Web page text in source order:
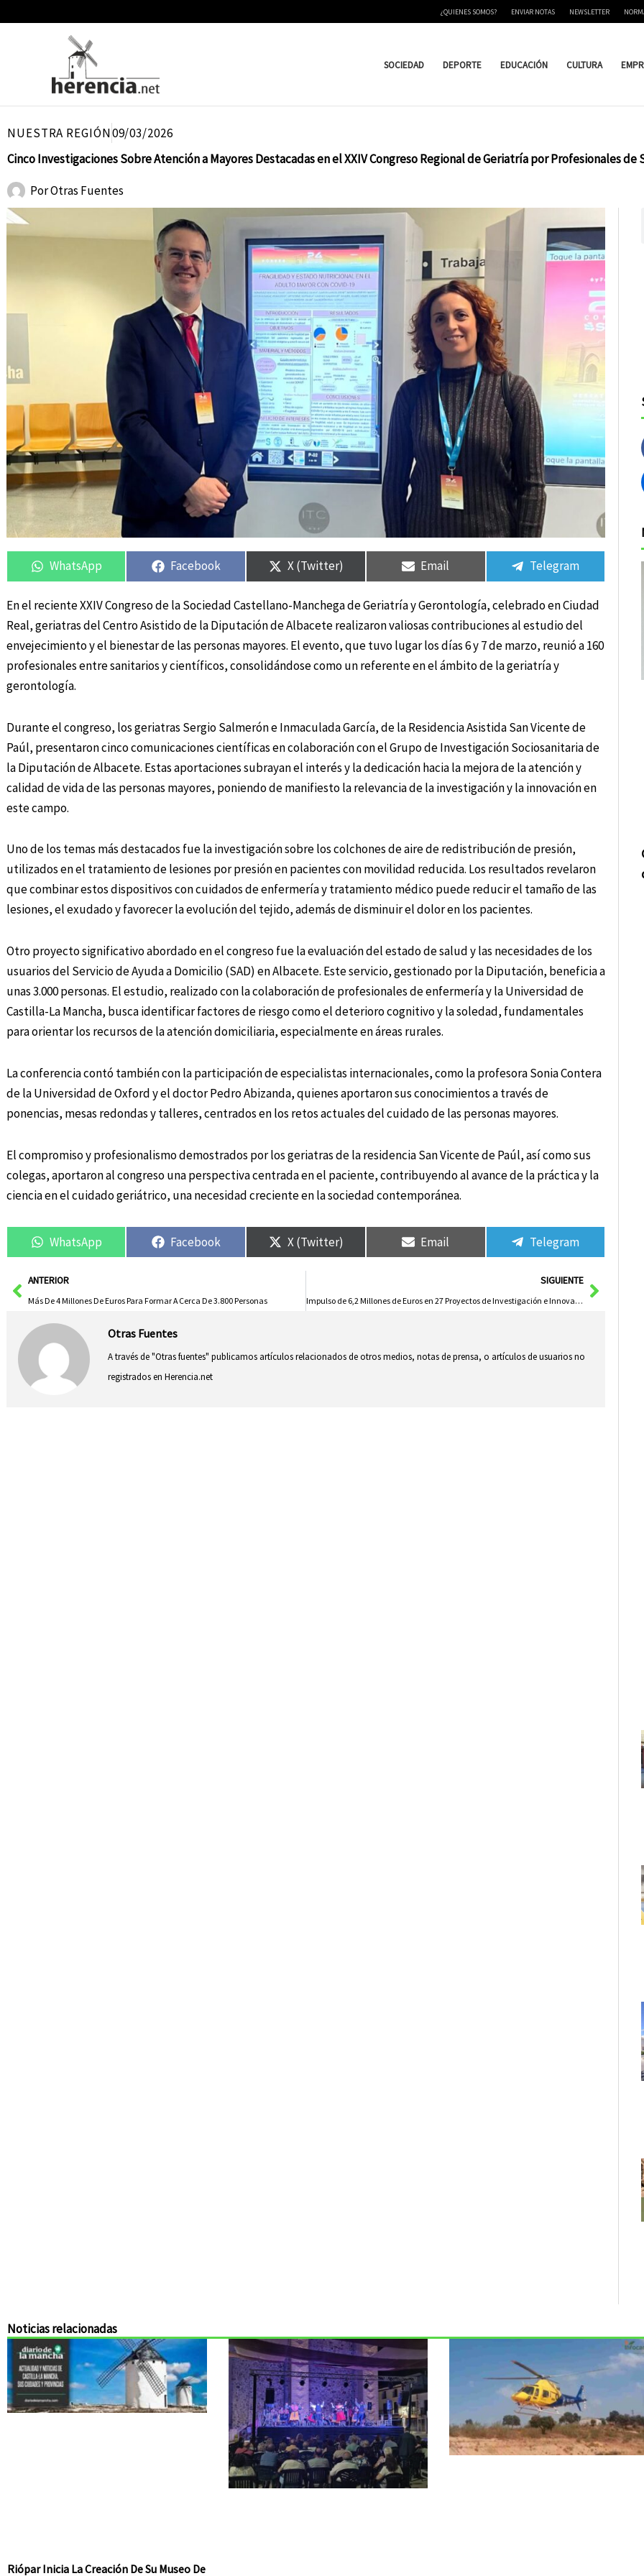
¿QUIENES SOMOS? ENVIAR NOTAS NEWSLETTER
SOCIEDAD DEPORTE EDUCACIÓN CULTURA
NUESTRA REGIÓN09/03/2026
Cinco Investigaciones Sobre Atención a Mayores Destacadas en el XXIV Congreso Regional de Geriatría por Profesionales de
PorOtras Fuentes
Compartir
en
WhatsApp
Compartir
en
Facebook
Compartir
en
X (Twitter)
Compartir
en
Email
Compartir
en
Telegram
En el reciente XXIV Congreso de la Sociedad Castellano-Manchega de Geriatría y Gerontología, celebrado en Ciudad
Real, geriatras del Centro Asistido de la Diputación de Albacete realizaron valiosas contribuciones al estudio del
envejecimiento y el bienestar de las personas mayores. El evento, que tuvo lugar los días 6 y 7 de marzo, reunió a 160
profesionales entre sanitarios y científicos, consolidándose como un referente en el ámbito de la geriatría y
gerontología.
Durante el congreso, los geriatras Sergio Salmerón e Inmaculada García, de la Residencia Asistida San Vicente de
Paúl, presentaron cinco comunicaciones científicas en colaboración con el Grupo de Investigación Sociosanitaria de
la Diputación de Albacete. Estas aportaciones subrayan el interés y la dedicación hacia la mejora de la atención y
calidad de vida de las personas mayores, poniendo de manifiesto la relevancia de la investigación y la innovación en
este campo.
Uno de los temas más destacados fue la investigación sobre los colchones de aire de redistribución de presión,
utilizados en el tratamiento de lesiones por presión en pacientes con movilidad reducida. Los resultados revelaron
que combinar estos dispositivos con cuidados de enfermería y tratamiento médico puede reducir el tamaño de las
lesiones, el exudado y favorecer la evolución del tejido, además de disminuir el dolor en los pacientes.
Otro proyecto significativo abordado en el congreso fue la evaluación del estado de salud y las necesidades de los
usuarios del Servicio de Ayuda a Domicilio (SAD) en Albacete. Este servicio, gestionado por la Diputación, beneficia a
unas 3.000 personas. El estudio, realizado con la colaboración de profesionales de enfermería y la Universidad de
Castilla-La Mancha, busca identificar factores de riesgo como el deterioro cognitivo y la soledad, fundamentales
para orientar los recursos de la atención domiciliaria, especialmente en áreas rurales.
La conferencia contó también con la participación de especialistas internacionales, como la profesora Sonia Contera
de la Universidad de Oxford y el doctor Pedro Abizanda, quienes aportaron sus conocimientos a través de
ponencias, mesas redondas y talleres, centrados en los retos actuales del cuidado de las personas mayores.
El compromiso y profesionalismo demostrados por los geriatras de la residencia San Vicente de Paúl, así como sus
colegas, aportaron al congreso una perspectiva centrada en el paciente, contribuyendo al avance de la práctica y la
ciencia en el cuidado geriátrico, una necesidad creciente en la sociedad contemporánea.
Compartir
en
WhatsApp
Compartir
en
Facebook
Compartir
en
X (Twitter)
Compartir
en
Email
Compartir
en
Telegram
AntANTERIOR
Más De 4 Millones De Euros Para Formar A Cerca De 3.800 Personas
SIGUIENTE
Impulso de 6,2 Millones de Euros en 27 Proyectos de Investigación e Innovación
Otras Fuentes
A través de "Otras fuentes" publicamos artículos relacionados de otros medios, notas de prensa, o artículos de usuarios no
registrados en Herencia.net
Noticias relacionadas
Riópar Inicia La Creación De Su Museo De